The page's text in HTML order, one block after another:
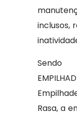
inclusos,
Rasa, a